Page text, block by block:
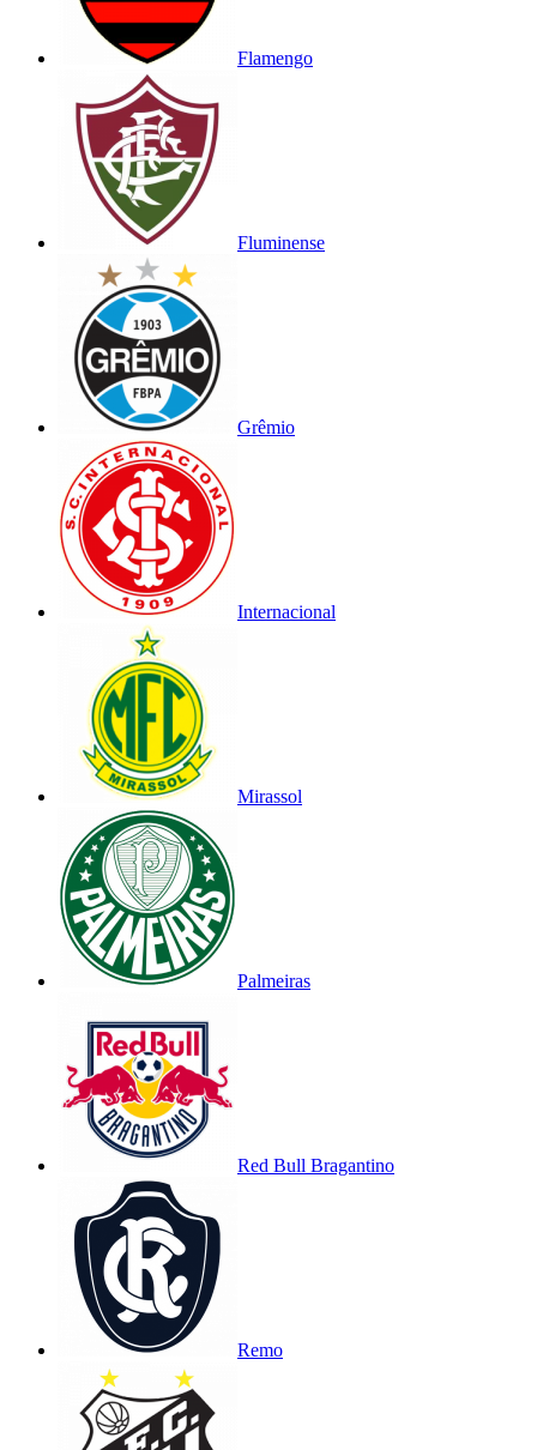
Flamengo
Fluminense
Grêmio
Internacional
Mirassol
Palmeiras
Red Bull Bragantino
Remo